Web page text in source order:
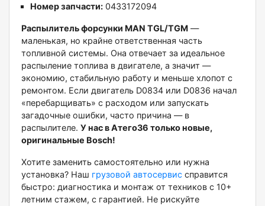
Номер запчасти: 0433172094
Распылитель форсунки MAN TGL/TGM —
маленькая, но крайне ответственная часть
топливной системы. Она отвечает за идеальное
распыление топлива в двигателе, а значит —
экономию, стабильную работу и меньше хлопот с
ремонтом. Если двигатель D0834 или D0836 начал
«перебарщивать» с расходом или запускать
загадочные ошибки, часто причина — в
распылителе. У нас в Атего36 только новые,
оригинальные Bosch!
Хотите заменить самостоятельно или нужна
установка? Наш грузовой автосервис справится
быстро: диагностика и монтаж от техников с 10+
летним стажем, с гарантией. Не рискуйте